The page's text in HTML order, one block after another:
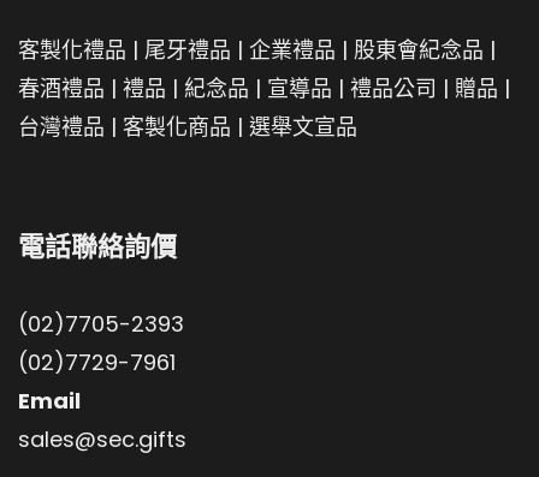
客製化禮品 | 尾牙禮品 | 企業禮品 | 股東會紀念品 |
春酒禮品 | 禮品 | 紀念品 | 宣導品 | 禮品公司 | 贈品 |
台灣禮品 | 客製化商品 | 選舉文宣品
電話聯絡詢價
(02)7705-2393
(02)7729-7961
Email
sales@sec.gifts